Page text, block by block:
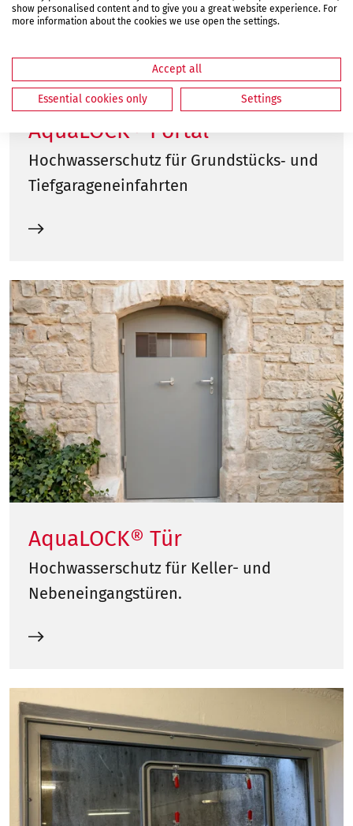
AquaLOCK® Portal
Hochwasserschutz für Grundstücks‑ und
Tiefgarageneinfahrten
AquaLOCK® Tür
Hochwasserschutz für Keller- und
Nebeneingangstüren.
show personalised content and to give you a great website experience. For
more information about the cookies we use open the settings.
Accept all
Essential cookies only Settings